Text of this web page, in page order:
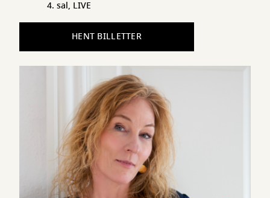
4. sal, LIVE
HENT BILLETTER